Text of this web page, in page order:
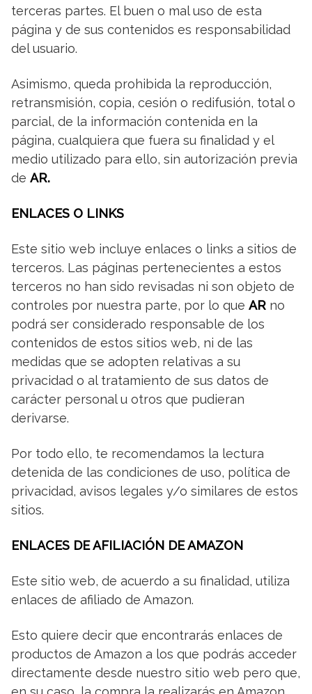
terceras partes. El buen o mal uso de esta
página y de sus contenidos es responsabilidad
del usuario.
Asimismo, queda prohibida la reproducción,
retransmisión, copia, cesión o redifusión, total o
parcial, de la información contenida en la
página, cualquiera que fuera su finalidad y el
medio utilizado para ello, sin autorización previa
de AR.
ENLACES O LINKS
Este sitio web incluye enlaces o links a sitios de
terceros. Las páginas pertenecientes a estos
terceros no han sido revisadas ni son objeto de
controles por nuestra parte, por lo que AR no
podrá ser considerado responsable de los
contenidos de estos sitios web, ni de las
medidas que se adopten relativas a su
privacidad o al tratamiento de sus datos de
carácter personal u otros que pudieran
derivarse.
Por todo ello, te recomendamos la lectura
detenida de las condiciones de uso, política de
privacidad, avisos legales y/o similares de estos
sitios.
ENLACES DE AFILIACIÓN DE AMAZON
Este sitio web, de acuerdo a su finalidad, utiliza
enlaces de afiliado de Amazon.
Esto quiere decir que encontrarás enlaces de
productos de Amazon a los que podrás acceder
directamente desde nuestro sitio web pero que,